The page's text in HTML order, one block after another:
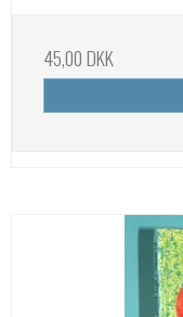
45,00 DKK